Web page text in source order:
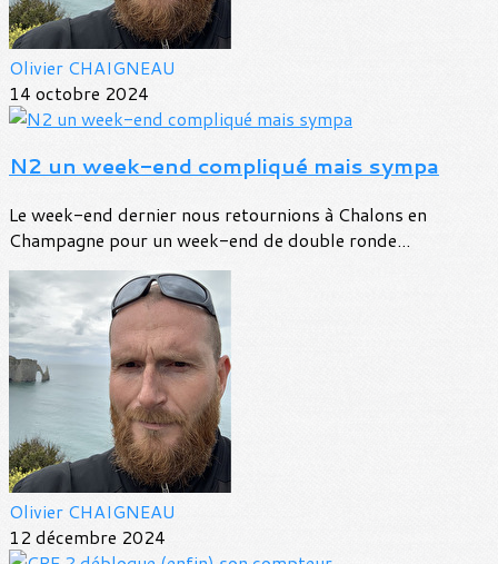
Olivier CHAIGNEAU
14 octobre 2024
N2 un week-end compliqué mais sympa
Le week-end dernier nous retournions à Chalons en
Champagne pour un week-end de double ronde...
Olivier CHAIGNEAU
12 décembre 2024